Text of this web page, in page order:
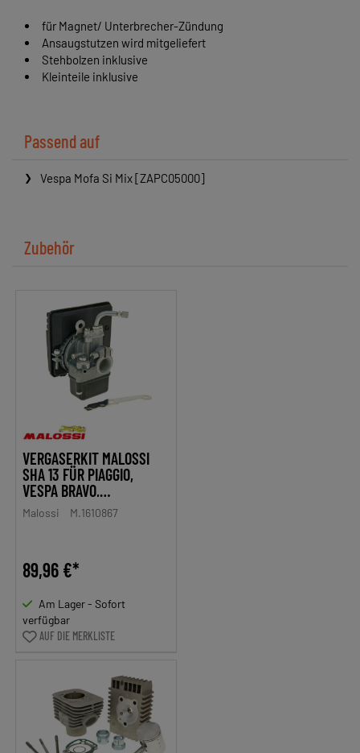
für Magnet/ Unterbrecher-Zündung
Ansaugstutzen wird mitgeliefert
Stehbolzen inklusive
Kleinteile inklusive
Passend auf
Vespa Mofa Si Mix [ZAPC05000]
Zubehör
VERGASERKIT MALOSSI
SHA 13 FÜR PIAGGIO,
VESPA BRAVO,
SUPERBRAVO
Malossi M.1610867
89,96 €*
Am Lager - Sofort
verfügbar
AUF DIE MERKLISTE